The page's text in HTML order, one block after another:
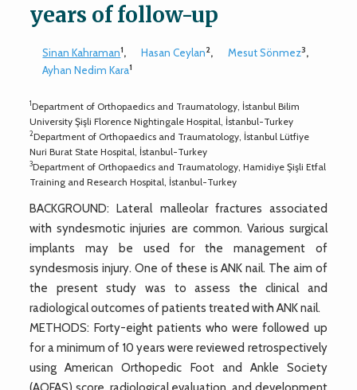
years of follow-up
Sinan Kahraman1, Hasan Ceylan2, Mesut Sönmez3,
Ayhan Nedim Kara1
1Department of Orthopaedics and Traumatology, İstanbul Bilim
University Şişli Florence Nightingale Hospital, İstanbul-Turkey
2Department of Orthopaedics and Traumatology, İstanbul Lütfiye
Nuri Burat State Hospital, İstanbul-Turkey
3Department of Orthopaedics and Traumatology, Hamidiye Şişli Etfal
Training and Research Hospital, İstanbul-Turkey
BACKGROUND: Lateral malleolar fractures associated
with syndesmotic injuries are common. Various surgical
implants may be used for the management of
syndesmosis injury. One of these is ANK nail. The aim of
the present study was to assess the clinical and
radiological outcomes of patients treated with ANK nail.
METHODS: Forty-eight patients who were followed up
for a minimum of 10 years were reviewed retrospectively
using American Orthopedic Foot and Ankle Society